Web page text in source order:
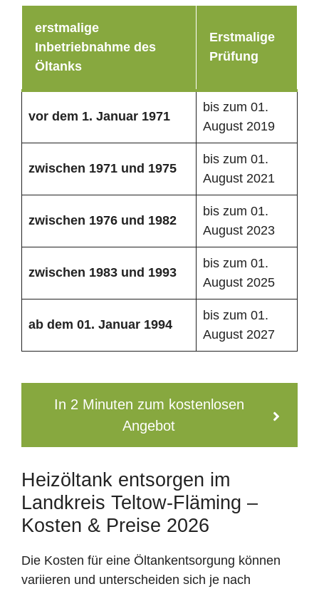
erstmalige
Inbetriebnahme des
Öltanks
Erstmalige
Prüfung
vor dem 1. Januar 1971
bis zum 01.
August 2019
zwischen 1971 und 1975
bis zum 01.
August 2021
zwischen 1976 und 1982
bis zum 01.
August 2023
zwischen 1983 und 1993
bis zum 01.
August 2025
ab dem 01. Januar 1994
bis zum 01.
August 2027
In 2 Minuten zum kostenlosen
Angebot
Heizöltank entsorgen im
Landkreis Teltow-Fläming –
Kosten & Preise 2026
Die Kosten für eine Öltankentsorgung können
variieren und unterscheiden sich je nach